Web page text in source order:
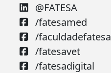
@FATESA
/fatesamed
/faculdadefatesa
/fatesavet
/fatesadigital